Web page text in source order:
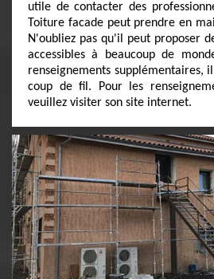
utile de contacter des
Toiture facade peut prendre en
N'oubliez pas qu'il peut proposer
accessibles à beaucoup de
renseignements supplémentaires,
coup de fil. Pour les
veuillez visiter son site internet.